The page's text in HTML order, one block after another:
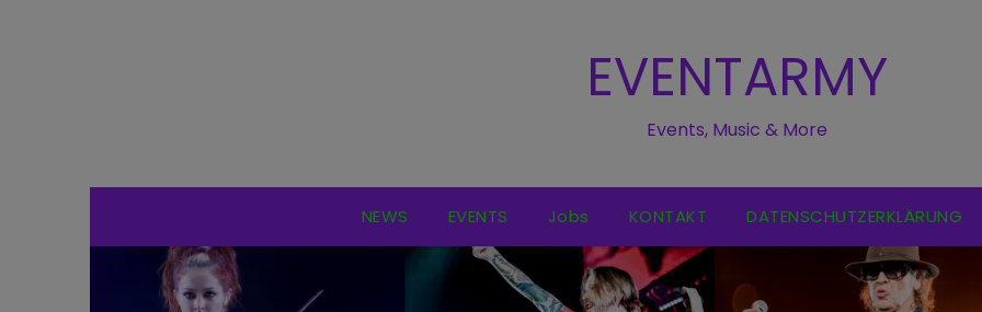
EVENTARMY
Events, Music & More
NEWS EVENTS Jobs KONTAKT DATENSCHUTZERKLÄRUNG